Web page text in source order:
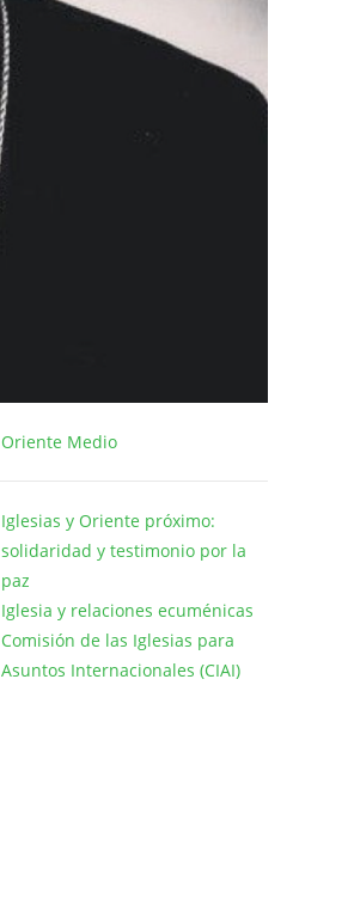
Oriente Medio
Iglesias y Oriente próximo:
solidaridad y testimonio por la
paz
Iglesia y relaciones ecuménicas
Comisión de las Iglesias para
Asuntos Internacionales (CIAI)